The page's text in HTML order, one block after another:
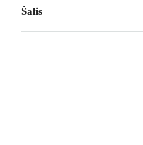
Šalis